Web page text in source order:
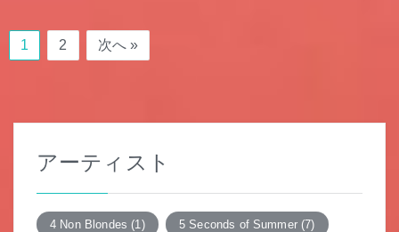
1 2 次へ »
アーティスト
4 Non Blondes (1) 5 Seconds of Summer(7)